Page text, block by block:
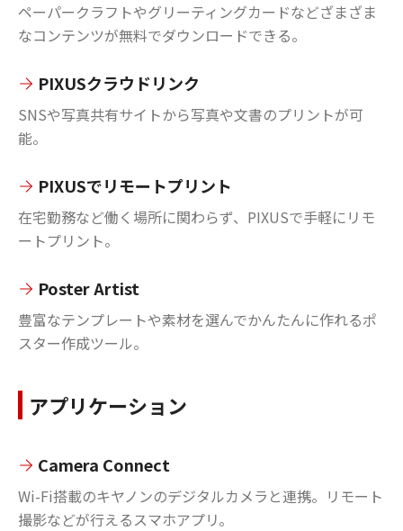
ペーパークラフトやグリーティングカードなどざまざま
なコンテンツが無料でダウンロードできる。
PIXUSクラウドリンク
SNSや写真共有サイトから写真や文書のプリントが可
能。
PIXUSでリモートプリント
在宅勤務など働く場所に関わらず、PIXUSで手軽にリモ
ートプリント。
Poster Artist
豊富なテンプレートや素材を選んでかんたんに作れるポ
スター作成ツール。
アプリケーション
Camera Connect
Wi-Fi搭載のキヤノンのデジタルカメラと連携。リモート
撮影などが行えるスマホアプリ。